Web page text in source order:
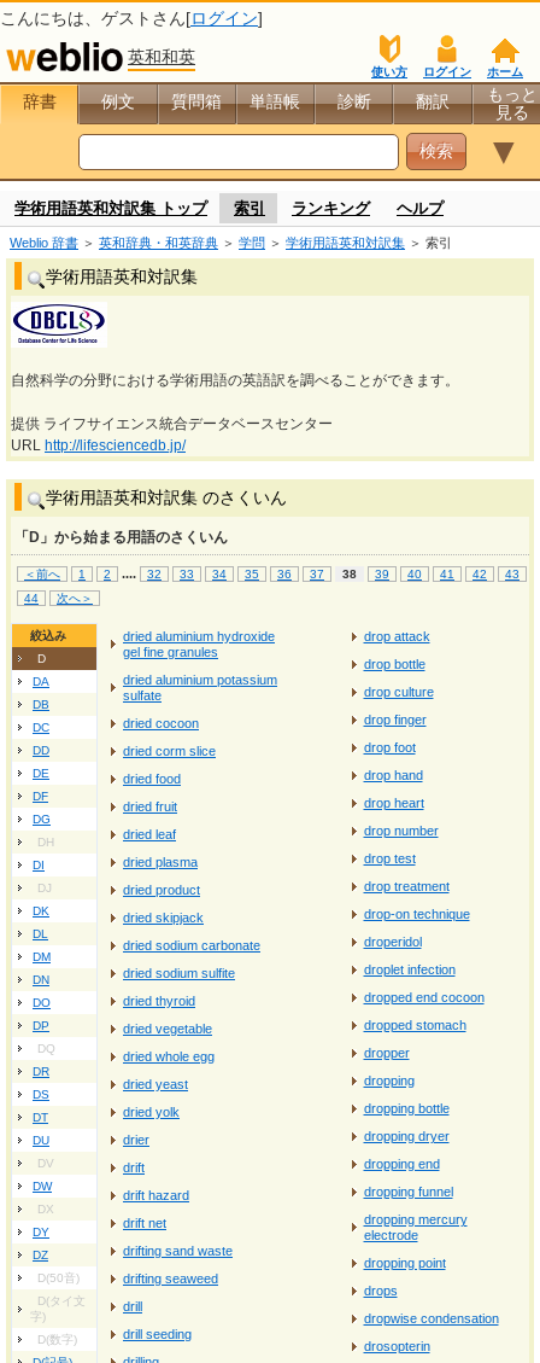
こんにちは、 ゲスト さん[ログイン]
英和和英
ホーム
ログイン
使い方
辞書 例文 質問箱 単語帳 診断 翻訳
もっと
見る
▼
学術用語英和対訳集 トップ 索引 ランキング ヘルプ
Weblio 辞書 ＞ 英和辞典・和英辞典 ＞ 学問 ＞ 学術用語英和対訳集 ＞ 索引
学術用語英和対訳集
自然科学の分野における学術用語の英語訳を調べることができます。
提供 ライフサイエンス統合データベースセンター
URL http://lifesciencedb.jp/
学術用語英和対訳集 のさくいん
「D」から始まる用語のさくいん
＜前へ 1 2 .... 32 33 34 35 36 37 38 39 40 41 42
43
44
次へ＞
絞込み
D
DA
DB
DC
DD
DE
DF
DG
DH
DI
DJ
DK
DL
DM
DN
DO
DP
DQ
DR
DS
DT
DU
DV
DW
DX
DY
DZ
D(50音)
D(タイ文
字)
D(数字)
dried aluminium hydroxide
gel fine granules
dried aluminium potassium
sulfate
dried cocoon
dried corm slice
dried food
dried fruit
dried leaf
dried plasma
dried product
dried skipjack
dried sodium carbonate
dried sodium sulfite
dried thyroid
dried vegetable
dried whole egg
dried yeast
dried yolk
drier
drift
drift hazard
drift net
drifting sand waste
drifting seaweed
drill
drill seeding
drop attack
drop bottle
drop culture
drop finger
drop foot
drop hand
drop heart
drop number
drop test
drop treatment
drop-on technique
droperidol
droplet infection
dropped end cocoon
dropped stomach
dropper
dropping
dropping bottle
dropping dryer
dropping end
dropping funnel
dropping mercury
electrode
dropping point
drops
dropwise condensation
drosopterin